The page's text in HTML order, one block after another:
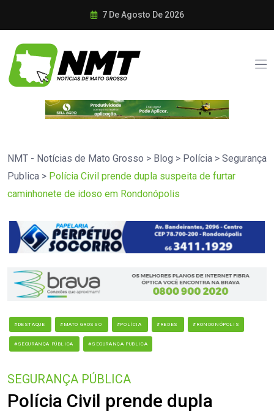
7 De Agosto De 2026
NMT - Notícias de Mato Grosso > Blog > Polícia > Segurança
Publica > Polícia Civil prende dupla suspeita de furtar
caminhonete de idoso em Rondonópolis
#DESTAQUE #MATO GROSSO #POLÍCIA #REDES #RONDONÓPOLIS
#SEGURANÇA PÚBLICA #SEGURANÇA PUBLICA
SEGURANÇA PÚBLICA
Polícia Civil prende dupla